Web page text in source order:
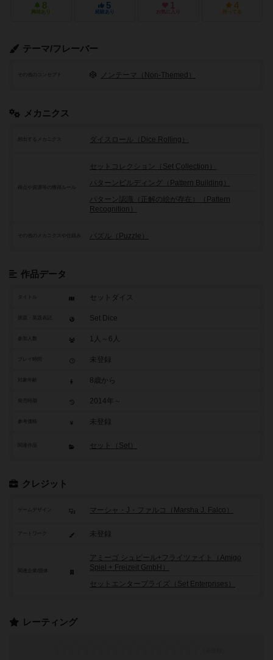
8
興味あり
5
経験あり
1
お気に入り
4
持ってる
テーマ/フレーバー
その他のコンセプト ノンテーマ（Non-Themed）
メカニクス
頻出するメカニクス ダイスロール（Dice Rolling）
セットコレクション（Set Collection）
パターンビルディング（Pattern Building）
パターン認識（正解の絵が存在）（Pattern
Recognition）
その他のメカニクスや仕組み パズル（Puzzle）
作品データ
タイトル セットダイス
Set Dice
参加人数 1人～6人
未登録
8歳から
2014年～
参考価格 未登録
関連作品 セット（Set）
クレジット
ゲームデザイン マーシャ・J・ファルコ（Marsha J. Falco）
アートワーク 未登録
アミーゴ シュピール+フライツァイト（Amigo
Spiel + Freizeit GmbH）
セットエンタープライズ（Set Enterprises）
レーティング